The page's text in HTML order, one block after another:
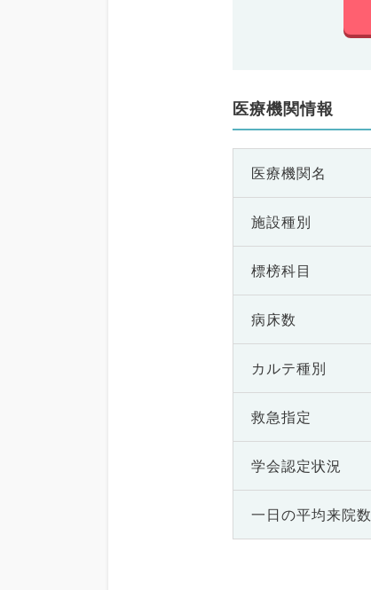
医療機関情報
医療機関名
施設種別
標榜科目
病床数
カルテ種別
救急指定
学会認定状況
一日の平均来院数